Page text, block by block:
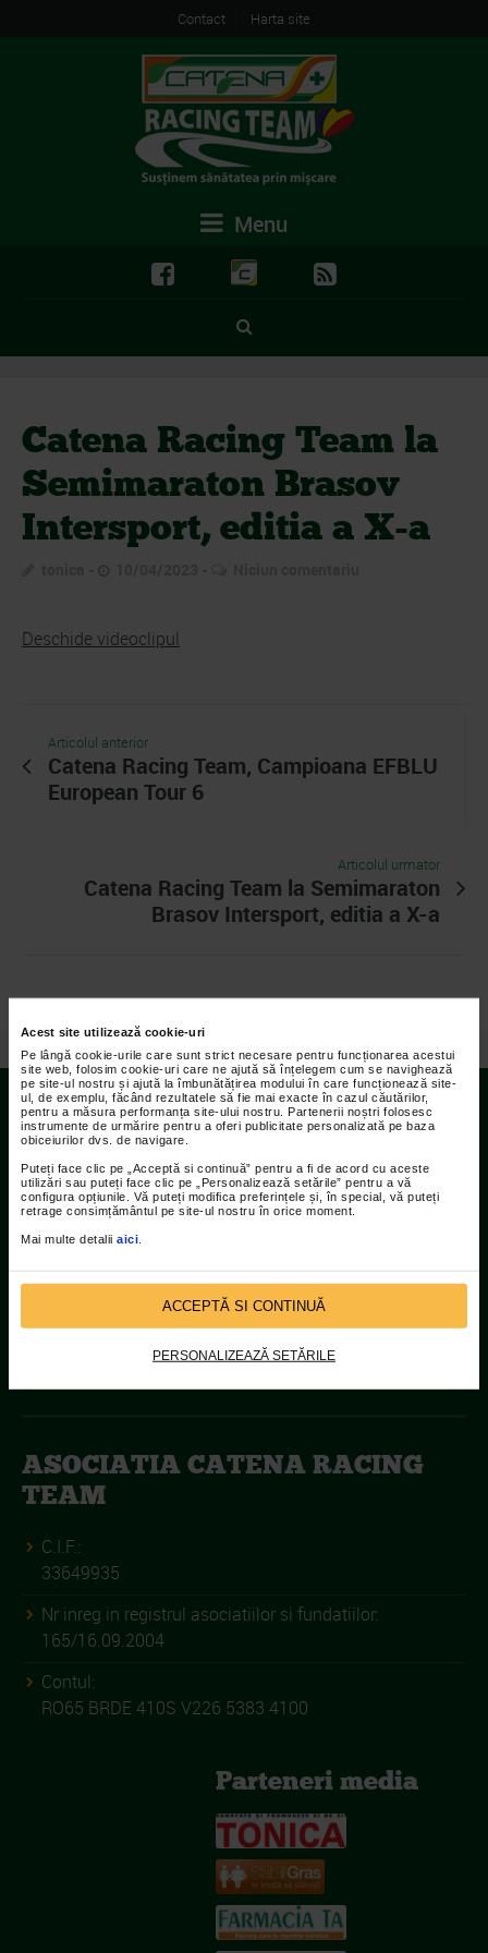
Acest site utilizează cookie-uri
Pe lângă cookie-urile care sunt strict necesare pentru funcționarea acestui
site web, folosim cookie-uri care ne ajută să înțelegem cum se navighează
pe site-ul nostru și ajută la îmbunătățirea modului în care funcționează site-
ul, de exemplu, făcând rezultatele să fie mai exacte în cazul căutărilor,
pentru a măsura performanța site-ului nostru. Partenerii noștri folosesc
instrumente de urmărire pentru a oferi publicitate personalizată pe baza
obiceiurilor dvs. de navigare.
Puteți face clic pe „Acceptă si continuă” pentru a fi de acord cu aceste
utilizări sau puteți face clic pe „Personalizează setările” pentru a vă
configura opțiunile. Vă puteți modifica preferințele și, în special, vă puteți
retrage consimțământul pe site-ul nostru în orice moment.
Mai multe detalii aici
ACCEPTĂ SI CONTINUĂ
PERSONALIZEAZĂ SETĂRILE
Contact Harta site
Menu
Catena Racing Team la
Semimaraton Brasov
Intersport, editia a X-a
Deschide videoclipul
Articolul anterior
Catena Racing Team, Campioana EFBLU
European Tour 6
Articolul urmator
Catena Racing Team la Semimaraton
Brasov Intersport, editia a X-a
/ Video Catena Racing Team la Semimaraton Brasov Intersport, editia a X-a
Contact
Adresa:
Str Islaz nr. 2 Sector 1 Bucuresti
021.207.9136 / 021.207.9137
ASOCIATIA CATENA RACING
TEAM
C.I.F.:
33649935
Nr inreg in registrul asociatiilor si fundatiilor:
165/16.09.2004
Contul:
RO65 BRDE 410S V226 5383 4100
Parteneri media